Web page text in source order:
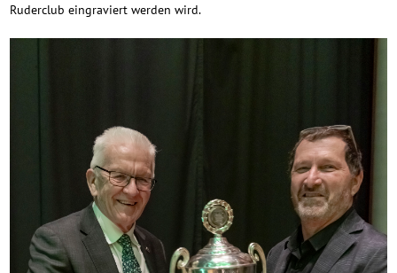
Ruderclub eingraviert werden wird.